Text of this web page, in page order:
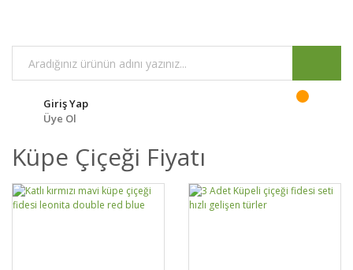
Giriş Yap
Üye Ol
Küpe Çiçeği Fiyatı